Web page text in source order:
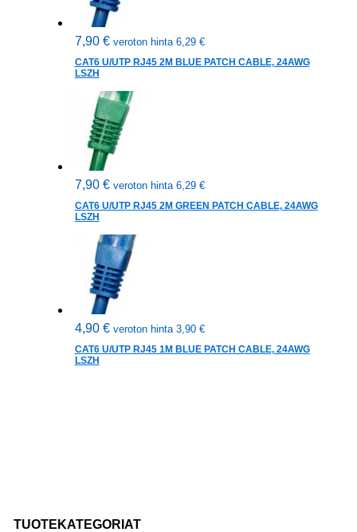
TUOTEKATEGORIAT
7,90 € veroton hinta 6,29 €
CAT6 U/UTP RJ45 2M BLUE PATCH CABLE, 24AWG
LSZH
7,90 € veroton hinta 6,29 €
CAT6 U/UTP RJ45 2M GREEN PATCH CABLE, 24AWG
LSZH
4,90 € veroton hinta 3,90 €
CAT6 U/UTP RJ45 1M BLUE PATCH CABLE, 24AWG
LSZH